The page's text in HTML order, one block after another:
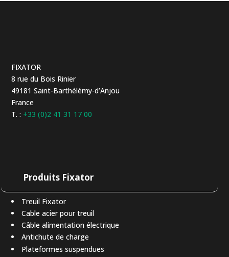
FIXATOR
8 rue du Bois Rinier
49181 Saint-Barthélémy-d’Anjou
France
T. : +33 (0)2 41 31 17 00
Produits Fixator
Treuil Fixator
Cable acier pour treuil
Câble alimentation électrique
Antichute de charge
Plateformes suspendues